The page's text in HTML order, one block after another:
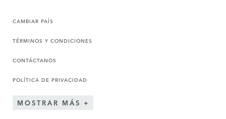
CAMBIAR PAÍS
TÉRMINOS Y CONDICIONES
CONTÁCTANOS
POLÍTICA DE PRIVACIDAD
MOSTRAR MÁS